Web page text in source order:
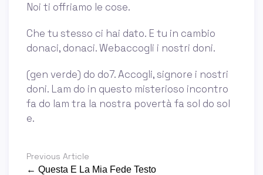
Noi ti offriamo le cose.
Che tu stesso ci hai dato. E tu in cambio
donaci, donaci. Webaccogli i nostri doni.
(gen verde) do do7. Accogli, signore i nostri
doni. Lam do in questo misterioso incontro
fa do lam tra la nostra povertà fa sol do sol
e.
Previous Article
← Questa E La Mia Fede Testo